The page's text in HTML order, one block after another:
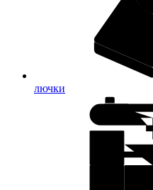
лючки